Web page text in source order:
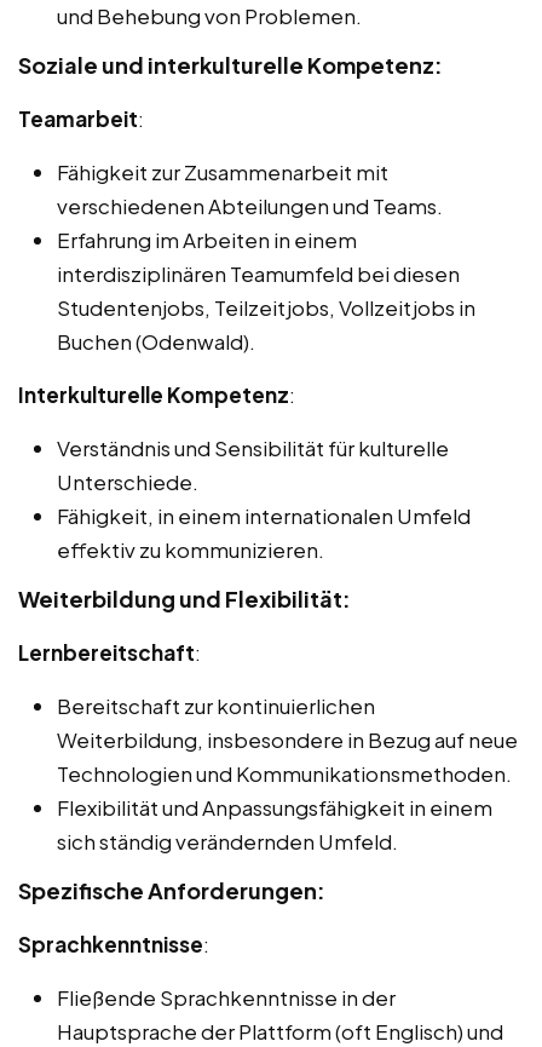
und Behebung von Problemen.
Soziale und interkulturelle Kompetenz:
Teamarbeit:
Fähigkeit zur Zusammenarbeit mit
verschiedenen Abteilungen und Teams.
Erfahrung im Arbeiten in einem
interdisziplinären Teamumfeld bei diesen
Studentenjobs, Teilzeitjobs, Vollzeitjobs in
Buchen (Odenwald).
Interkulturelle Kompetenz:
Verständnis und Sensibilität für kulturelle
Unterschiede.
Fähigkeit, in einem internationalen Umfeld
effektiv zu kommunizieren.
Weiterbildung und Flexibilität:
Lernbereitschaft:
Bereitschaft zur kontinuierlichen
Weiterbildung, insbesondere in Bezug auf neue
Technologien und Kommunikationsmethoden.
Flexibilität und Anpassungsfähigkeit in einem
sich ständig verändernden Umfeld.
Spezifische Anforderungen:
Sprachkenntnisse:
Fließende Sprachkenntnisse in der
Hauptsprache der Plattform (oft Englisch) und